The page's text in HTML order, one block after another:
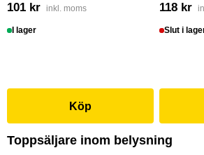
101 kr inkl. moms
I lager
Köp
118 kr
Slut i
Toppsäljare inom belysning